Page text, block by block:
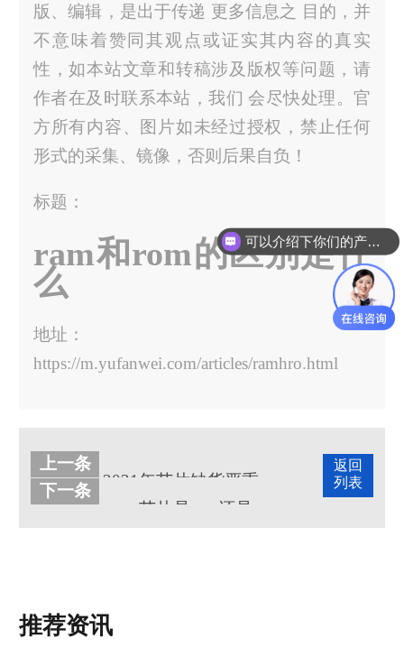
版、编辑，是出于传递 更多信息之 目的，并
不意味着赞同其观点或证实其内容的真实
性，如本站文章和转稿涉及版权等问题，请
作者在及时联系本站，我们 会尽快处理。官
方所有内容、图片如未经过授权，禁止任何
形式的采集、镜像，否则后果自负！
标题：
ram和rom的区别是什
么
地址：
https://m.yufanwei.com/articles/ramhro.html
返回
列表
上一条
下一条
推荐资讯
可以介绍下你们的产品么？